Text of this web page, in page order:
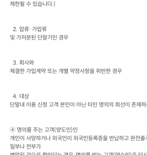
제한될 수 있습니다.)
  2.
압류·가압류
및 가처분된 단말기인 경우
  3.
회사와
체결한 가입계약 또는 개별 약정사항을 위반한 경우
  4.
대상
단말내 이용 신청 고객 본인이 아닌 타인 명의의 회선이 존재
④ 명의를 주는 고객(양도인)인
개인이 사망하거나 외국인이 외국인등록증을 반납하고 완전출
일부나 전부가